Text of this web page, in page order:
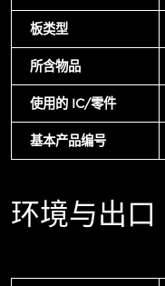
板类型
所含物品
使用的 IC/零件
基本产品编号
环境与出口